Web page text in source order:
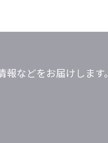
などをお届けします。